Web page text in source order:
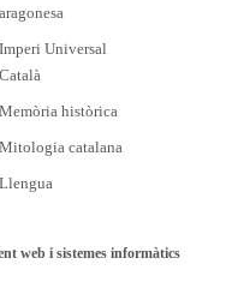
aragonesa
Imperi Universal
Català
Memòria històrica
Mitologia catalana
Llengua
web i sistemes informàtics